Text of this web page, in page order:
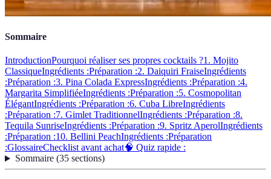
Sommaire
IntroductionPourquoi réaliser ses propres cocktails ?1. Mojito
ClassiqueIngrédients :Préparation :2. Daiquiri FraiseIngrédients
:Préparation :3. Pina Colada ExpressIngrédients :Préparation :4.
Margarita SimplifiéeIngrédients :Préparation :5. Cosmopolitan
ÉlégantIngrédients :Préparation :6. Cuba LibreIngrédients
:Préparation :7. Gimlet TraditionnelIngrédients :Préparation :8.
Tequila SunriseIngrédients :Préparation :9. Spritz AperolIngrédients
:Préparation :10. Bellini PeachIngrédients :Préparation
:GlossaireChecklist avant achat🧠 Quiz rapide :
Sommaire(35 sections)